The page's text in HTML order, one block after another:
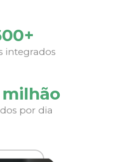
integrados
milhão
por dia